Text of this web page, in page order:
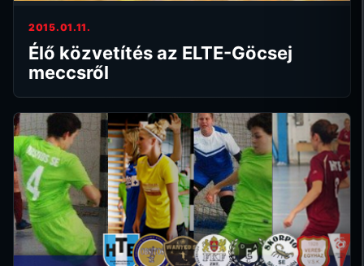
2015.01.11.
Élő közvetítés az ELTE-Göcsej
meccsről